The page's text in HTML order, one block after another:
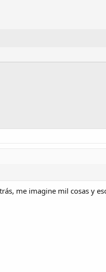
me imagine mil cosas y